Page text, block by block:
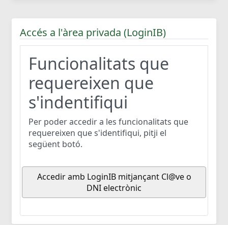
Accés a l'àrea privada (LoginIB)
Funcionalitats que
requereixen que
s'indentifiqui
Per poder accedir a les funcionalitats que
requereixen que s'identifiqui, pitji el
següent botó.
Accedir amb LoginIB mitjançant Cl@ve o
DNI electrònic